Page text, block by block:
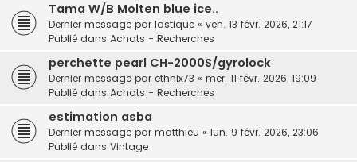
Tama W/B Molten blue ice..
Dernier message par lastique « ven. 13 févr. 2026, 21:17
Publié dans Achats - Recherches
perchette pearl CH-2000S/gyrolock
Dernier message par ethnix73 « mer. 11 févr. 2026, 19:09
Publié dans Achats - Recherches
estimation asba
Dernier message par matthieu « lun. 9 févr. 2026, 23:06
Publié dans Vintage